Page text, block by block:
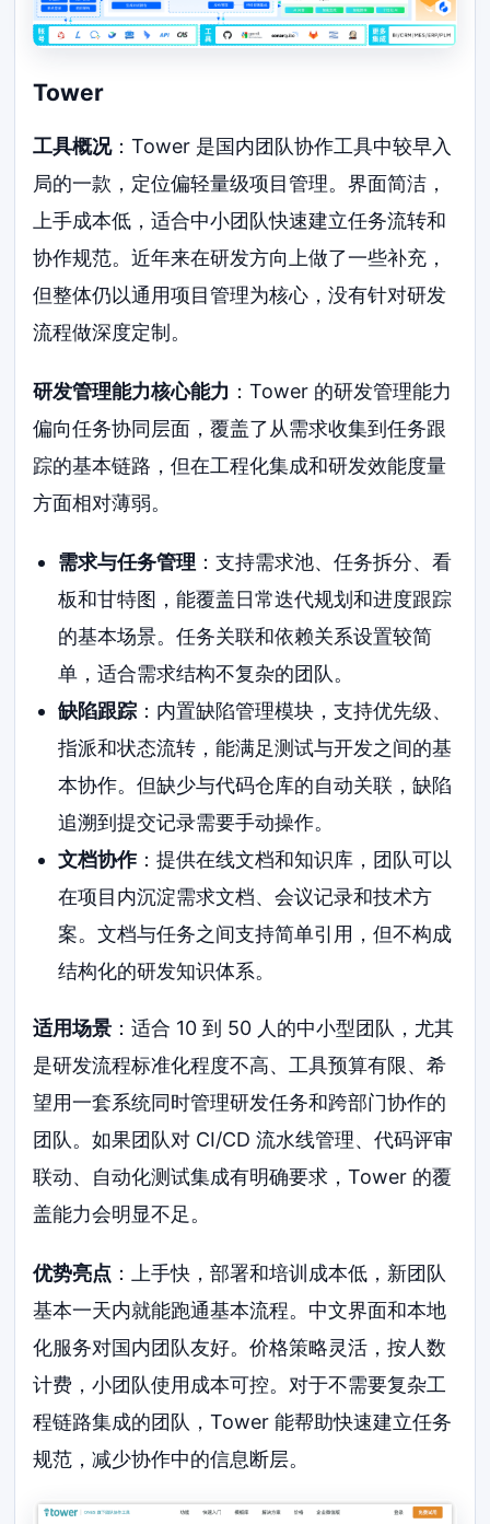
Tower
工具概况：Tower 是国内团队协作工具中较早入
局的一款，定位偏轻量级项目管理。界面简洁，
上手成本低，适合中小团队快速建立任务流转和
协作规范。近年来在研发方向上做了一些补充，
但整体仍以通用项目管理为核心，没有针对研发
流程做深度定制。
研发管理能力核心能力 ：Tower 的研发管理能力
偏向任务协同层面，覆盖了从需求收集到任务跟
踪的基本链路，但在工程化集成和研发效能度量
方面相对薄弱。
需求与任务管理 ：支持需求池、任务拆分、看
板和甘特图，能覆盖日常迭代规划和进度跟踪
的基本场景。任务关联和依赖关系设置较简
单，适合需求结构不复杂的团队。
缺陷跟踪：内置缺陷管理模块，支持优先级、
指派和状态流转，能满足测试与开发之间的基
本协作。但缺少与代码仓库的自动关联，缺陷
追溯到提交记录需要手动操作。
文档协作：提供在线文档和知识库，团队可以
在项目内沉淀需求文档、会议记录和技术方
案。文档与任务之间支持简单引用，但不构成
结构化的研发知识体系。
适用场景 ：适合 10 到 50 人的中小型团队，尤其
是研发流程标准化程度不高、工具预算有限、希
望用一套系统同时管理研发任务和跨部门协作的
团队。如果团队对 CI/CD 流水线管理、代码评审
联动、自动化测试集成有明确要求，Tower 的覆
盖能力会明显不足。
优势亮点 ：上手快，部署和培训成本低，新团队
基本一天内就能跑通基本流程。中文界面和本地
化服务对国内团队友好。价格策略灵活，按人数
计费，小团队使用成本可控。对于不需要复杂工
程链路集成的团队，Tower 能帮助快速建立任务
规范，减少协作中的信息断层。